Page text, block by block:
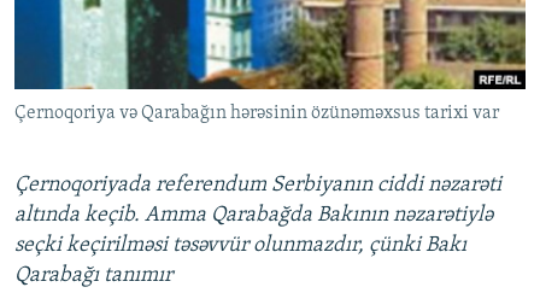
İSLAM VƏ DEMOKRATIYA
İZ - MƏDƏNIYYƏT PROQRAMI
PEŞƏ ETIKASI VƏ JURNALISTIKA STANDARTLARIMIZ
MATERIALLARIMIZDAN ISTIFADƏ
AZADLIQRADIOSU MOBIL TELEFONUNUZDA
XƏBƏR BÜLLETENLƏRIMIZ
BIZI IZLƏ
RFE/RL-in bütün saytları
Çernoqoriya və Qarabağın hərəsinin özünəməxsus tarixi var
Çernoqoriyada referendum Serbiyanın ciddi nəzarəti
altında keçib. Amma Qarabağda Bakının nəzarətiylə
seçki keçirilməsi təsəvvür olunmazdır, çünki Bakı
Qarabağı tanımır